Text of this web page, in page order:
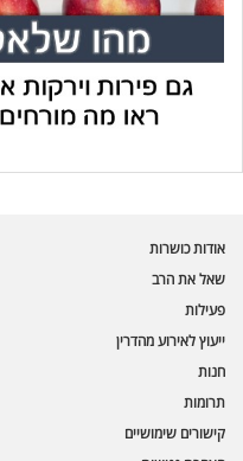
אודות כושרות
שאל את הרב
פעילות
ייעוץ לאירוע מהדרין
חנות
תרומות
קישורים שימושיים
🪲 בדיקת חרקים
מספר כושרות ומאמרי האתר